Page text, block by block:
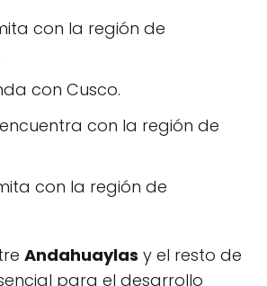
con la región de
con Cusco.
con la región de
con la región de
Andahuaylas y el resto de
para el desarrollo